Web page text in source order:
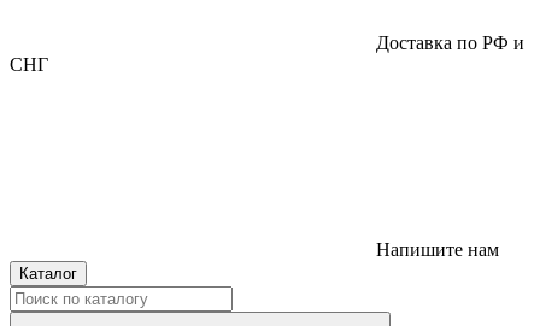
Доставка по РФ и
СНГ
Напишите нам
Каталог